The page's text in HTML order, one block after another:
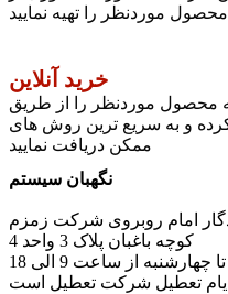
موردنظر را تهیه نمایید
خرید آنلاین
محصول موردنظر را از طریق
و به سریع ترین روش های
ممکن دریافت نمایید
نگهبان سیستم
امام روبروی شرکت زمزم
کوچه باغبان پلاک 3 واحد 4